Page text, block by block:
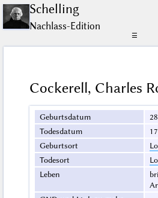
Schelling
Nachlass-Edition
☰
Cockerell, Charles
Geburtsdatum
Todesdatum
Geburtsort
Todesort
Leben